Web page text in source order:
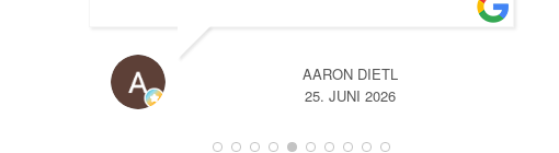
AARON DIETL
25. JUNI 2026